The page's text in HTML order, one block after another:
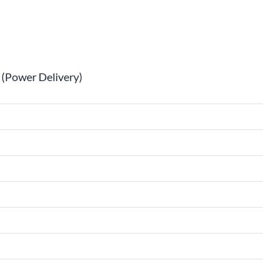
(Power Delivery)